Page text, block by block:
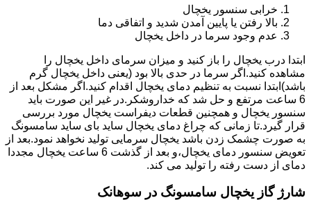
خرابی سنسور یخچال
بالا رفتن یا پایین آمدن شدید و اتفاقی دما
عدم وجود سرما در داخل یخچال
ابتدا درب یخچال را باز کنید و میزان سرمای داخل یخچال را
مشاهده کنید.اگر سرما در حدی بالا بود (یعنی داخل یخچال گرم
باشد)ابتدا نسبت به تنظیم دمای یخچال اقدام کنید.اگر مشکل بعد از
6 ساعت مرتفع و حل شد که خداروشکر.در غیر این صورت باید
سنسور یخچال و همچنین قطعات دیفراست یخچال مورد بررسی
قرار گیرد.تا زمانی که چراغ دمای یخچال ساید بای ساید سامسونگ
به صورت چشمک زدن باشد یخچال سرمایی تولید نخواهد نمود.بعد از
تعویض سنسور دمای یخچال،و بعد از گذشت 6 ساعت یخچال مجددا
دمای از دست رفته را تولید می کند.
شارژ گاز یخچال سامسونگ در سوهانک